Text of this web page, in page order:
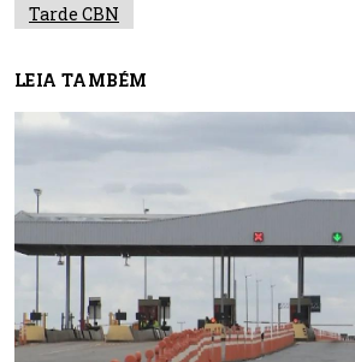
Tarde CBN
LEIA TAMBÉM